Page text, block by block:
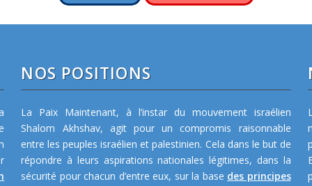
NOS POSITIONS
La Paix Maintenant, à l’instar du mouvement israélien
Shalom Akhshav, agit pour un compromis raisonnable
entre les peuples israélien et palestinien. Cela dans le but de
répondre à leurs aspirations nationales légitimes, dans la
sécurité pour chacun d’entre eux, sur la base des principes